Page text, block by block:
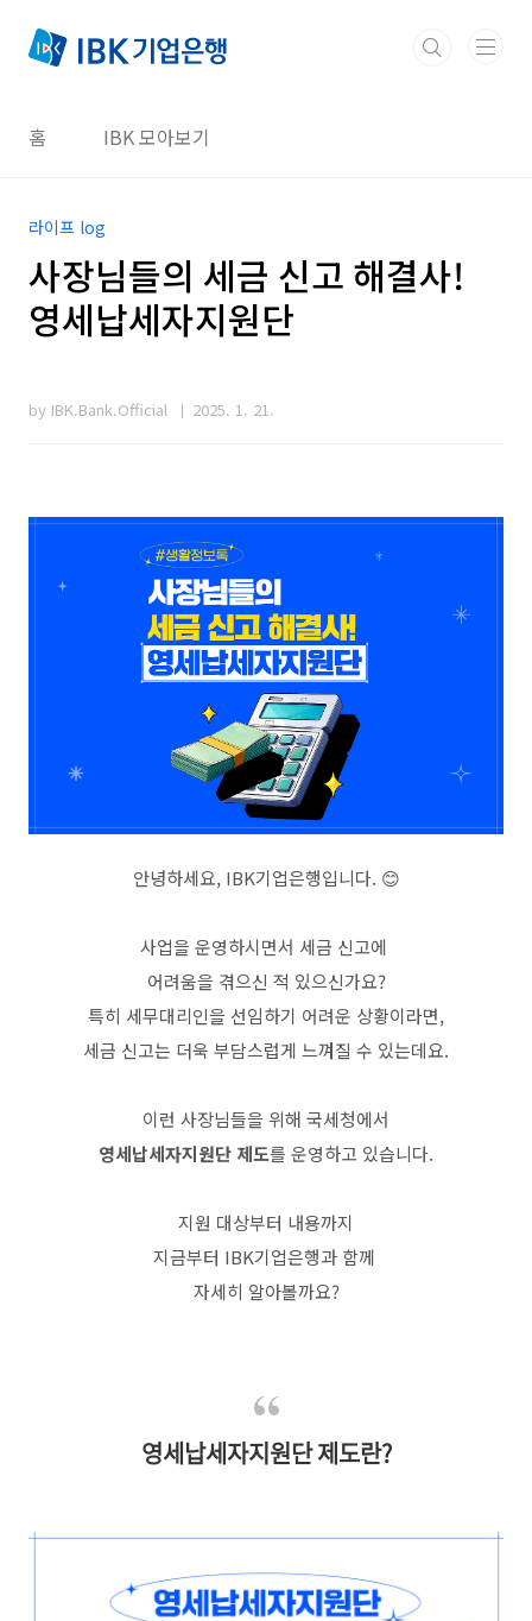
홈 IBK 모아보기
라이프 log
사장님들의 세금 신고 해결사!
영세납세자지원단
by IBK.Bank.Official 2025. 1. 21.
안녕하세요, IBK기업은행입니다. 😊
사업을 운영하시면서 세금 신고에
어려움을 겪으신 적 있으신가요?
특히 세무대리인을 선임하기 어려운 상황이라면,
세금 신고는 더욱 부담스럽게 느껴질 수 있는데요.
이런 사장님들을 위해 국세청에서
영세납세자지원단 제도를 운영하고 있습니다.
지원 대상부터 내용까지
지금부터 IBK기업은행과 함께
자세히 알아볼까요?
영세납세자지원단 제도란?